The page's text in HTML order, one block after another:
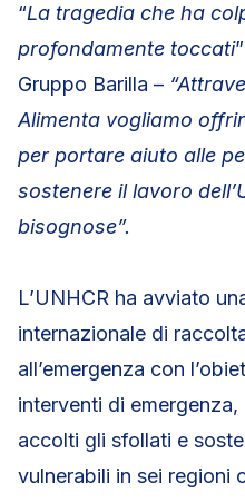
“La tragedia che ha
profondamente toccati
Gruppo Barilla –
Alimenta vogliamo
per portare aiuto alle
sostenere il lavoro
bisognose”.
L’UNHCR ha avviato
internazionale di
all’emergenza con
interventi di
accolti gli sfollati e
vulnerabili in sei regioni